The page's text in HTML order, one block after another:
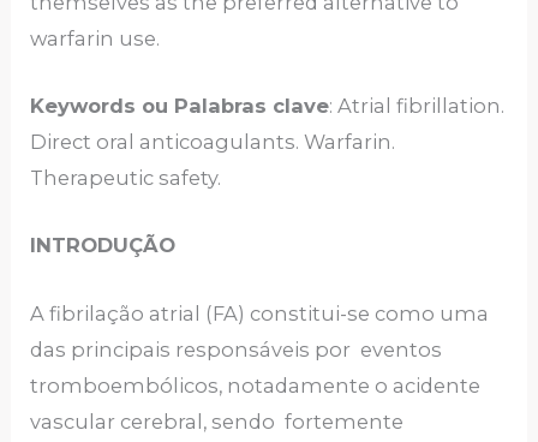
warfarin use.
Keywords ou Palabras clave: Atrial fibrillation.
Direct oral anticoagulants. Warfarin.
Therapeutic safety.
INTRODUÇÃO
A fibrilação atrial (FA) constitui-se como uma
das principais responsáveis por eventos
tromboembólicos, notadamente o acidente
vascular cerebral, sendo fortemente